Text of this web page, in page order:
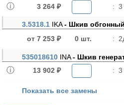
3 264 ₽
: 3
3.5318.1 IKA- Шкив
от 7 253 ₽
0 шт. :
535018610 INA- Шкив
13 902 ₽
: 3
Показать все замены